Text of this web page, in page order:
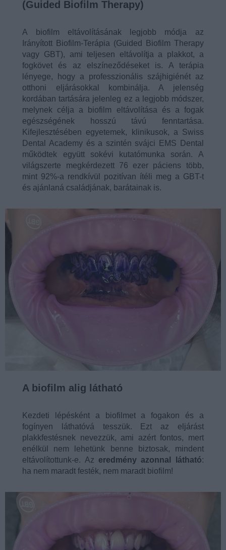
(Guided Biofilm Therapy)
A biofilm eltávolításának legjobb módja az
Irányított Biofilm-Terápia (Guided Biofilm Therapy
vagy GBT), ami teljesen eltávolítja a plakkot, a
fogkövet és az elszíneződéseket is. A terápia
lényege, hogy a professzionális szájhigiénét az
otthoni eljárásokkal kombinálja. A jelenség
kordában tartására jelenleg ez a legjobb módszer,
melynek célja a biofilm eltávolítása és a fogak
egészségének hosszú távú fenntartása.
Kifejlesztésében egyetemek, klinikusok, a Swiss
Dental Academy és a szintén svájci EMS Dental
működtek együtt sokévi kutatómunka során. A
világszerte megkérdezett 76 ezer páciens több,
mint 92%-a rendkívül pozitívan ítéli meg a GBT-t
és ajánlaná családjának, barátainak is.
A biofilm alig látható
Kezdeti lépésként a biofilmet a fogakon és a
fogínyen láthatóvá tesszük. Ezt az eljárást
plakkfestésnek nevezzük, ami azért fontos, mert
enélkül nem lehetünk benne biztosak, mindent
eltávolítottunk-e. Az eredmény azonnal látható:
ha nem maradt festék, nem maradt biofilm!